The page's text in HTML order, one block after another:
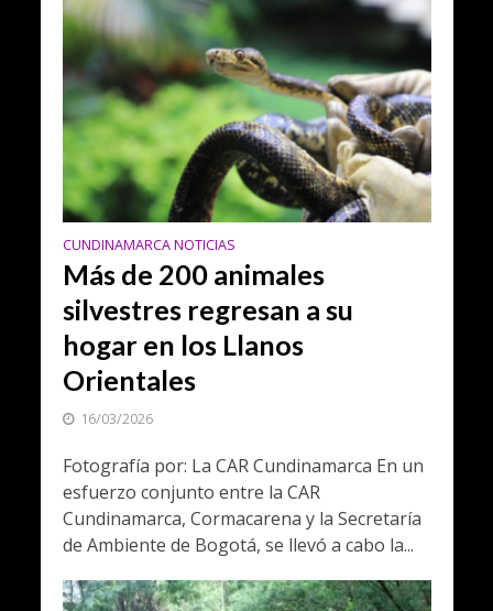
CUNDINAMARCA NOTICIAS
Más de 200 animales
silvestres regresan a su
hogar en los Llanos
Orientales
16/03/2026
Fotografía por: La CAR Cundinamarca En un
esfuerzo conjunto entre la CAR
Cundinamarca, Cormacarena y la Secretaría
de Ambiente de Bogotá, se llevó a cabo la...